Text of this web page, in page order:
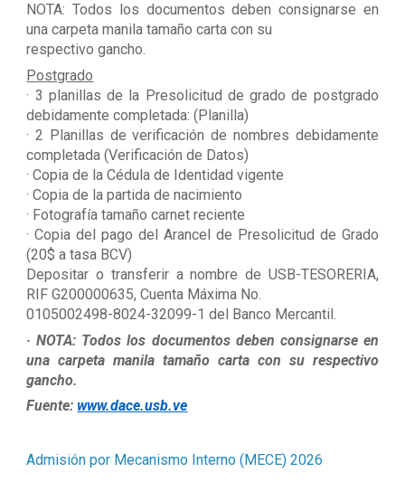
NOTA: Todos los documentos deben consignarse en
una carpeta manila tamaño carta con su
respectivo gancho.
Postgrado
· 3 planillas de la Presolicitud de grado de postgrado
debidamente completada: (Planilla)
· 2 Planillas de verificación de nombres debidamente
completada (Verificación de Datos)
· Copia de la Cédula de Identidad vigente
· Copia de la partida de nacimiento
· Fotografía tamaño carnet reciente
· Copia del pago del Arancel de Presolicitud de Grado
(20$ a tasa BCV)
Depositar o transferir a nombre de USB-TESORERIA,
RIF G200000635, Cuenta Máxima No.
0105002498-8024-32099-1 del Banco Mercantil.
· NOTA: Todos los documentos deben consignarse en
una carpeta manila tamaño carta con su respectivo
gancho.
Fuente: www.dace.usb.ve
Admisión por Mecanismo Interno (MECE) 2026